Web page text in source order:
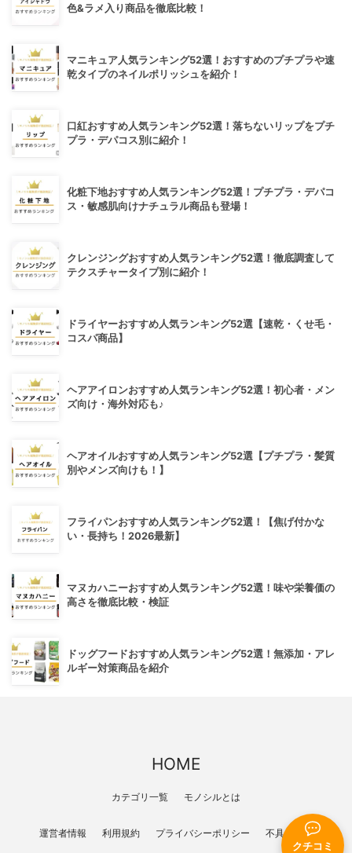
クチコミ
色&ラメ入り商品を徹底比較！
マニキュア人気ランキング52選！おすすめのプチプラや速
乾タイプのネイルポリッシュを紹介！
口紅おすすめ人気ランキング52選！落ちないリップをプチ
プラ・デパコス別に紹介！
化粧下地おすすめ人気ランキング52選！プチプラ・デパコ
ス・敏感肌向けナチュラル商品も登場！
クレンジングおすすめ人気ランキング52選！徹底調査して
テクスチャータイプ別に紹介！
ドライヤーおすすめ人気ランキング52選【速乾・くせ毛・
コスパ商品】
ヘアアイロンおすすめ人気ランキング52選！初心者・メン
ズ向け・海外対応も♪
ヘアオイルおすすめ人気ランキング52選【プチプラ・髪質
別やメンズ向けも！】
フライパンおすすめ人気ランキング52選！【焦げ付かな
い・長持ち！2026最新】
マヌカハニーおすすめ人気ランキング52選！味や栄養価の
高さを徹底比較・検証
ドッグフードおすすめ人気ランキング52選！無添加・アレ
ルギー対策商品を紹介
HOME
カテゴリ一覧 モノシルとは
運営者情報 利用規約 プライバシーポリシー 不具合報告